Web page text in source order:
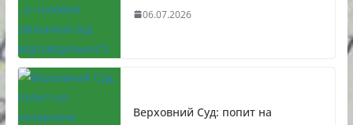
06.07.2026
Верховний Суд: попит на